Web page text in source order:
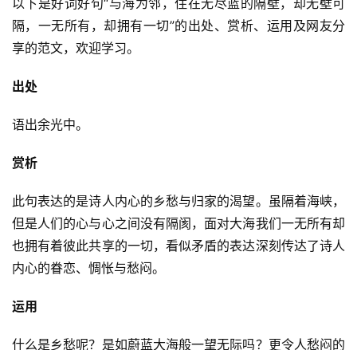
隔，一无所有，却拥有一切”的出处、赏析、运用及网友分
享的范文，欢迎学习。
出处
语出余光中。
赏析
此句表达的是诗人内心的乡愁与归家的渴望。虽隔着海峡，
但是人们的心与心之间没有隔阂，面对大海我们一无所有却
也拥有着彼此共享的一切，看似矛盾的表达深刻传达了诗人
内心的眷恋、惆怅与愁闷。
运用
什么是乡愁呢？是如蔚蓝大海般一望无际吗？更令人愁闷的